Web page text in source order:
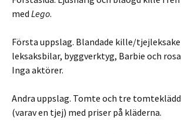
med Lego.
Första uppslag. Blandade kille/
leksaksbilar, byggverktyg, Barbie och
Inga aktörer.
Andra uppslag. Tomte och tre
(varav en tjej) med priser på kläderna.